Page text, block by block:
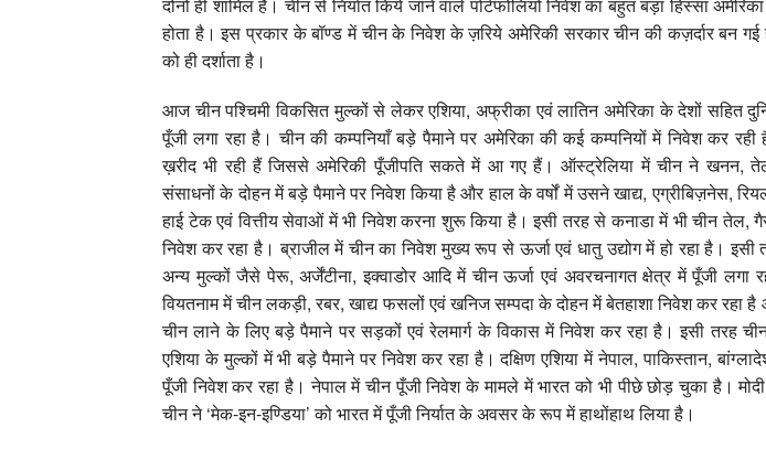
दोनों ही शामिल हैं। चीन से निर्यात किये जाने वाले पोर्टफोलियो निवेश का बहुत बड़ा हिस्सा
होता है। इस प्रकार के बॉण्ड में चीन के निवेश के ज़रिये अमेरिकी सरकार चीन की कज़र्दार बन
को ही दर्शाता है।
आज चीन पश्चिमी विकसित मुल्कों से लेकर एशिया, अफ्रीका एवं लातिन अमेरिका के देशों सहित
पूँजी लगा रहा है। चीन की कम्पनियाँ बड़े पैमाने पर अमेरिका की कई कम्पनियों में निवेश कर
ख़रीद भी रही हैं जिससे अमेरिकी पूँजीपति सकते में आ गए हैं। ऑस्ट्रेलिया में चीन ने खनन,
संसाधनों के दोहन में बड़े पैमाने पर निवेश किया है और हाल के वर्षों में उसने खाद्य, एग्रीबिज़नेस,
हाई टेक एवं वित्तीय सेवाओं में भी निवेश करना शुरू किया है। इसी तरह से कनाडा में भी चीन तेल,
निवेश कर रहा है। ब्राजील में चीन का निवेश मुख्य रूप से ऊर्जा एवं धातु उद्योग में हो रहा है।
अन्य मुल्कों जैसे पेरू, अर्जेंटीना, इक्वाडोर आदि में चीन ऊर्जा एवं अवरचनागत क्षेत्र में पूँजी लगा
वियतनाम में चीन लकड़ी, रबर, खाद्य फसलों एवं खनिज सम्पदा के दोहन में बेतहाशा निवेश कर रहा
चीन लाने के लिए बड़े पैमाने पर सड़कों एवं रेलमार्ग के विकास में निवेश कर रहा है। इसी तरह चीन
एशिया के मुल्कों में भी बड़े पैमाने पर निवेश कर रहा है। दक्षिण एशिया में नेपाल, पाकिस्तान,
पूँजी निवेश कर रहा है। नेपाल में चीन पूँजी निवेश के मामले में भारत को भी पीछे छोड़ चुका है। मोदी
चीन ने ‘मेक-इन-इण्डिया’ को भारत में पूँजी निर्यात के अवसर के रूप में हाथोंहाथ लिया है।